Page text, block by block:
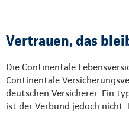
Vertrauen, das
Die Continentale
Continentale
deutschen Versicherer. Ein
ist der Verbund jedoch